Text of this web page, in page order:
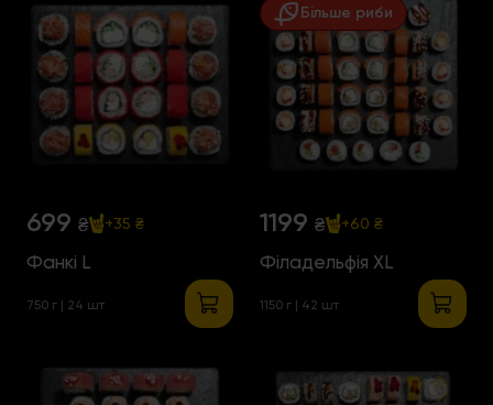
699 ₴ +35 ₴
Фанкі L
750 г | 24 шт
Більше риби
1199 ₴ +60 ₴
Філадельфія XL
1150 г | 42 шт